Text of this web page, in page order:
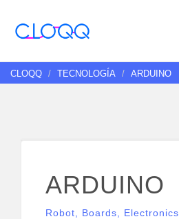
CLOQQ TECNOLOGÍA ARDUINO
ARDUINO
Robot, Boards, Electronics